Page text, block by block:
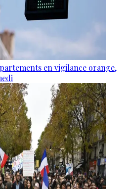
en vigilance orange,